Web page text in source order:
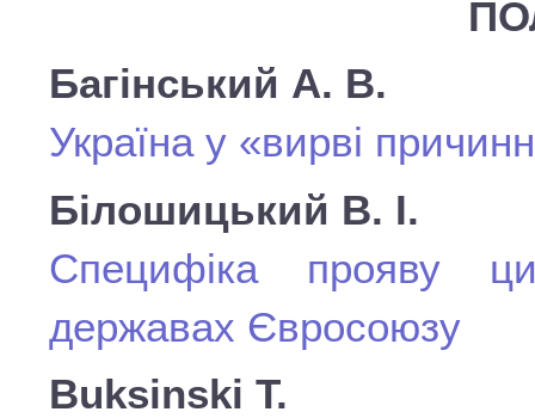
Багінський А. В.
Україна у «вирві
Білошицький В. І.
Cпецифіка прояву
державах Євросоюзу
Buksinski Т.